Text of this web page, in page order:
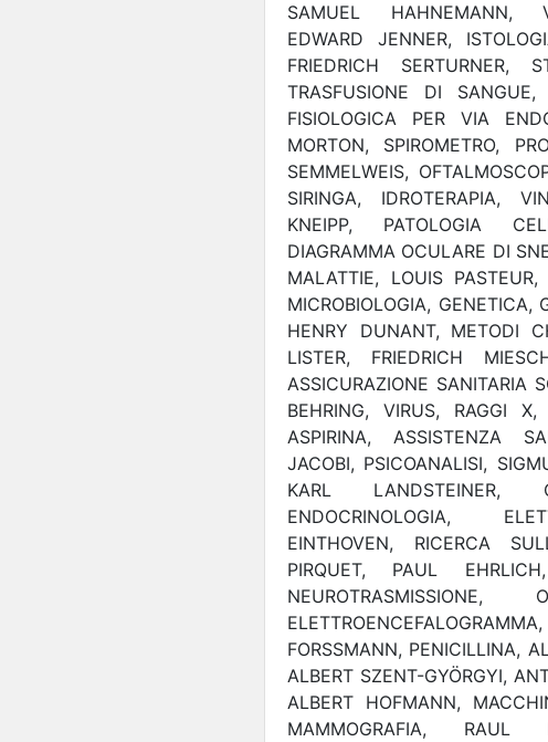
SAMUEL HAHNEMANN,
EDWARD JENNER,
FRIEDRICH SERTURNER,
TRASFUSIONE DI
FISIOLOGICA PER VIA
MORTON, SPIROMETRO,
SEMMELWEIS,
SIRINGA, IDROTERAPIA,
KNEIPP, PATOLOGIA
DIAGRAMMA OCULARE DI
MALATTIE, LOUIS PASTEUR,
MICROBIOLOGIA, GENETICA,
HENRY DUNANT, METODI
LISTER, FRIEDRICH
ASSICURAZIONE SANITARIA
BEHRING, VIRUS, RAGGI
ASPIRINA, ASSISTENZA
JACOBI, PSICOANALISI,
KARL LANDSTEINER,
ENDOCRINOLOGIA,
EINTHOVEN, RICERCA
PIRQUET, PAUL
FORSSMANN, PENICILLINA,
ALBERT SZENT-GYÖRGYI,
ALBERT HOFMANN,
MAMMOGRAFIA, RAUL